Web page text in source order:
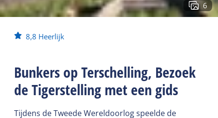
6
8,8 Heerlijk
Bunkers op Terschelling, Bezoek
de Tigerstelling met een gids
Tijdens de Tweede Wereldoorlog speelde de